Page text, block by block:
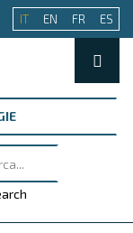
IT EN FR ES